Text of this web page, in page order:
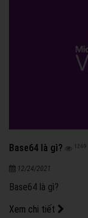
Base64 là gì? 1269
12/24/2021
Base64 là gì?
Xem chi tiết